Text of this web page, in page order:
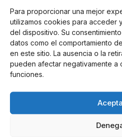
Para proporcionar una mejor
utilizamos cookies para acceder
del dispositivo. Su
datos como el comportamiento
en este sitio. La ausencia o la
pueden afectar negativamente a
funciones.
trabajan cientos de personas
algunas de ellas caigan en la
sus ingresos con prácticas
operarios que, para tener
primeros meses del año, en
movido 777.671 toneladas,
Ignacio Lillo, endiariosur.es.
los envío e inspeccionar los
imposible y, eso, lo saben los